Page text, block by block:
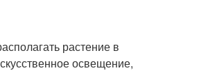
растение в
освещение,